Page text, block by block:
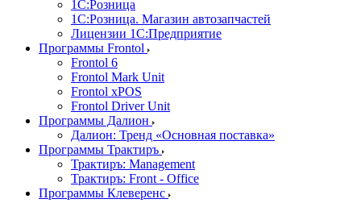
1С:Розница
1С:Розница. Магазин автозапчастей
Лицензии 1С:Предприятие
Программы Frontol
Frontol 6
Frontol Mark Unit
Frontol xPOS
Frontol Driver Unit
Программы Далион
Далион: Тренд «Основная поставка»
Программы Трактиръ
Трактиръ: Management
Трактиръ: Front - Office
Программы Клеверенс